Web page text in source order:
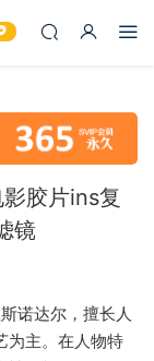
影胶片ins复
镜
诺达尔，擅长人
为主。在人物特